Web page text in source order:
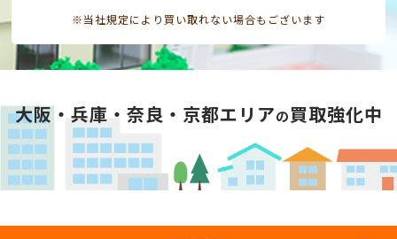
※当社規定により買い取れない場合もございます
大阪・兵庫・奈良・京都エリアの買取強化中